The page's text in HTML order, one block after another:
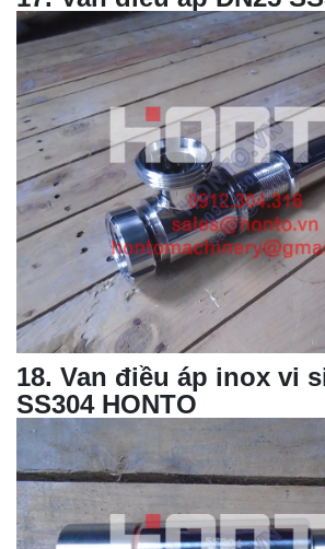
18. Van điều áp inox vi
SS304 HONTO